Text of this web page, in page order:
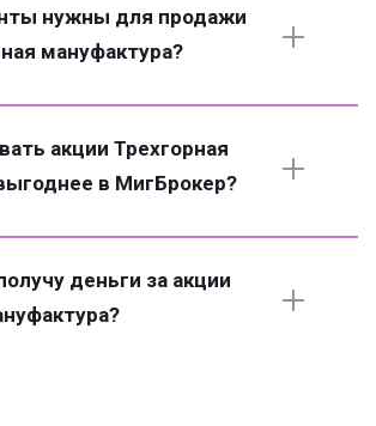
нужны для продажи
мануфактура?
акции Трехгорная
в МигБрокер?
деньги за акции